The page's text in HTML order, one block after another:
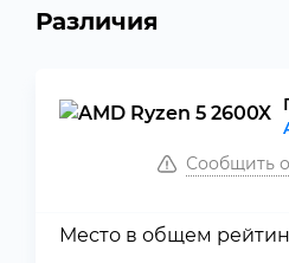
Различия
Сообщить
Место в общем